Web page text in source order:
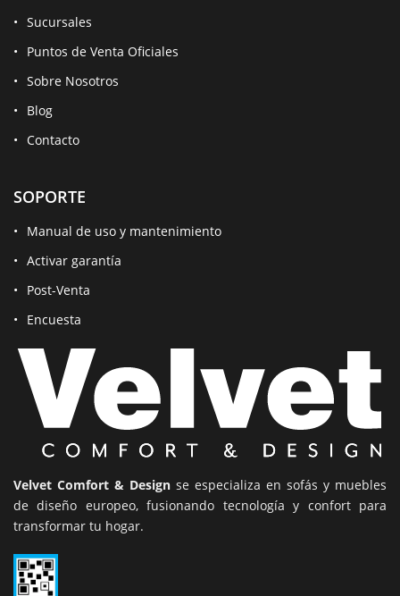
Sucursales
Puntos de Venta Oficiales
Sobre Nosotros
Blog
Contacto
SOPORTE
Manual de uso y mantenimiento
Activar garantía
Post-Venta
Encuesta
Velvet Comfort & Design se especializa en sofás y muebles
de diseño europeo, fusionando tecnología y confort para
transformar tu hogar.